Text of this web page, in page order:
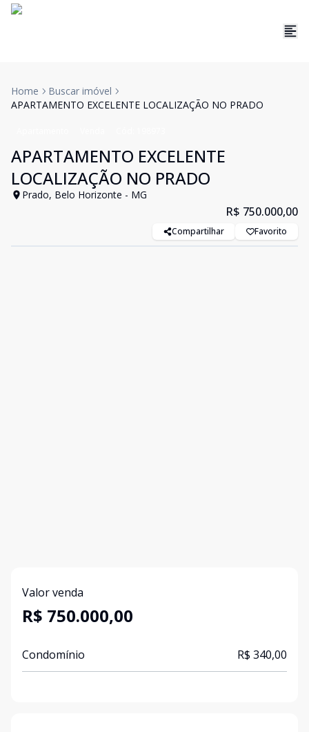
Home
Buscar imóvel
APARTAMENTO EXCELENTE LOCALIZAÇÃO NO PRADO
APARTAMENTO EXCELENTE
LOCALIZAÇÃO NO PRADO
Prado, Belo Horizonte - MG
R$ 750.000,00
Compartilhar Favorito
Valor venda
R$ 750.000,00
Condomínio R$ 340,00